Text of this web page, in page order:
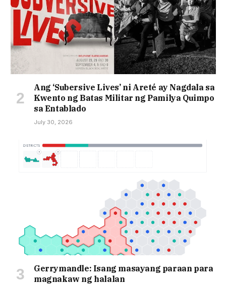
Ang ‘Subersive Lives’ ni Areté ay Nagdala sa
Kwento ng Batas Militar ng Pamilya Quimpo
sa Entablado
July 30, 2026
Gerrymandle: Isang masayang paraan para
magnakaw ng halalan